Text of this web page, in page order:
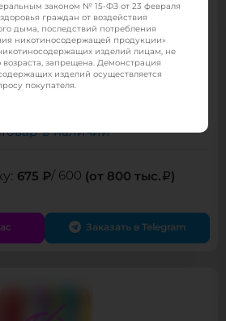
Товар в наличии
675 ₽/ 600 (от 800 тыс. )
Заказать в Telegram
законом № 15-ФЗ от 23 февраля
граждан от воздействия
дыма, последствий потребления
никотиносодержащей продукции»
изделий лицам, не
возраста, запрещена. Демонстрация
изделий осуществляется
покупателя.